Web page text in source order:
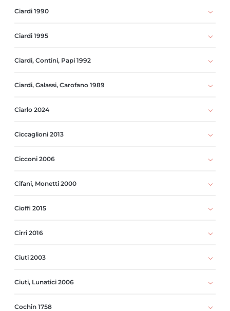
Ciardi 1990
Ciardi 1995
Ciardi, Contini, Papi 1992
Ciardi, Galassi, Carofano 1989
Ciarlo 2024
Ciccaglioni 2013
Cicconi 2006
Cifani, Monetti 2000
Cioffi 2015
Cirri 2016
Ciuti 2003
Ciuti, Lunatici 2006
Cochin 1758